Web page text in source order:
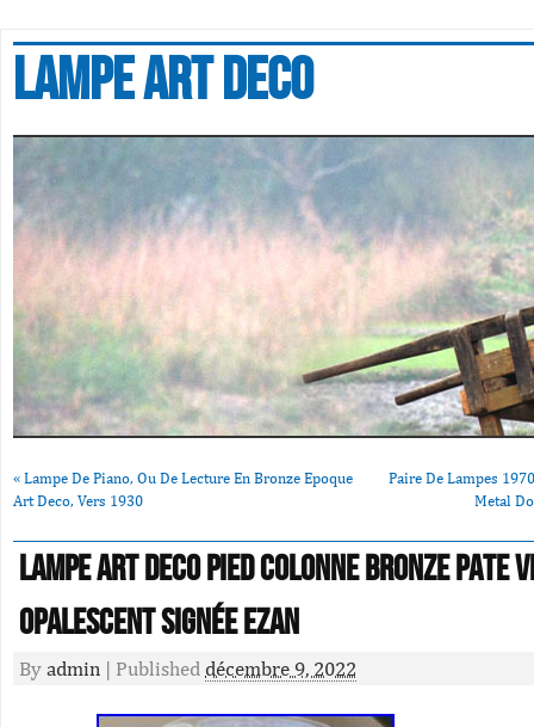
Lampe art deco
« Lampe De Piano, Ou De Lecture En Bronze Epoque
Art Deco, Vers 1930
Paire De Lampes
Metal
LAMPE ART DECO PIED COLONNE bronze PATE
opalescent Signée EZAN
By admin | Published décembre 9, 2022